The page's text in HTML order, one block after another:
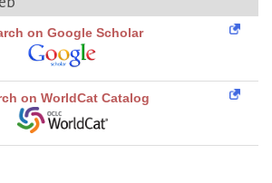
on Google Scholar
on WorldCat Catalog